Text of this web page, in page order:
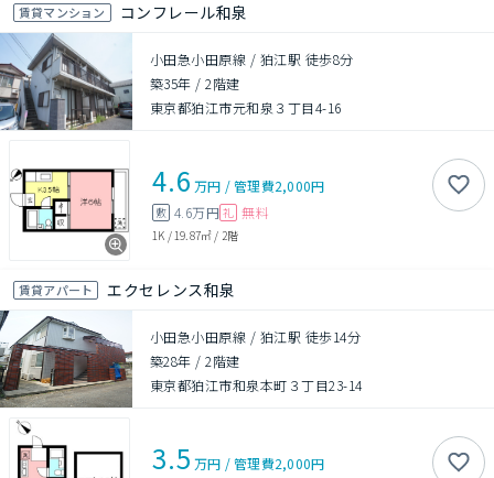
賃貸マンション コンフレール和泉
小田急小田原線 / 狛江駅 徒歩8分
築35年 /2階建
東京都狛江市元和泉３丁目4-16
4.6 万円 /管理費2,000円
敷 4.6万円 礼 無料
1K / 19.87㎡ / 2階
賃貸アパート エクセレンス和泉
小田急小田原線 / 狛江駅 徒歩14分
築28年 /2階建
東京都狛江市和泉本町３丁目23-14
3.5 万円 /管理費2,000円